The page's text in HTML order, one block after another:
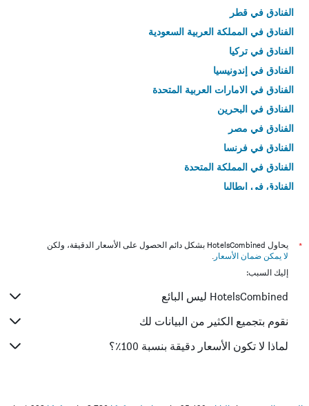
الفنادق في قطر
الفنادق في المملكة العربية السعودية
الفنادق في تركيا
الفنادق في إندونيسيا
الفنادق في الامارات العربية المتحدة
الفنادق في البحرين
الفنادق في مصر
الفنادق في فرنسا
الفنادق في المملكة المتحدة
الفنادق في إيطاليا
*
يحاول HotelsCombined بشكل دائم الحصول على الأسعار الدقيقة، ولكن
لا يمكن ضمان الأسعار .
إليك السبب:
HotelsCombined ليس البائع
نقوم بتجميع الكثير من البيانات لك
لماذا لا تكون الأسعار دقيقة بنسبة 100٪؟